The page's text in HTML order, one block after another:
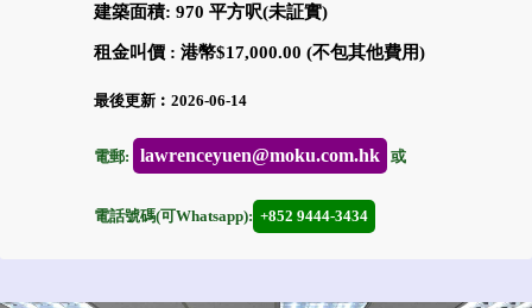
建築面積: 970 平方呎(未証實)
租金叫價 : 港幣$17,000.00 (不包其他費用)
最後更新︰2026-06-14
電郵: lawrenceyuen@moku.com.hk 或
電話號碼(可Whatsapp): +852 9444-3434